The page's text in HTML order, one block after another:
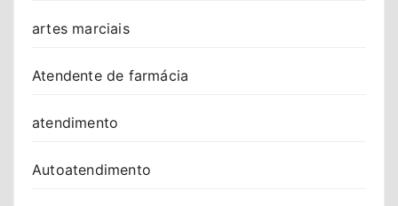
artes marciais
Atendente de farmácia
atendimento
Autoatendimento